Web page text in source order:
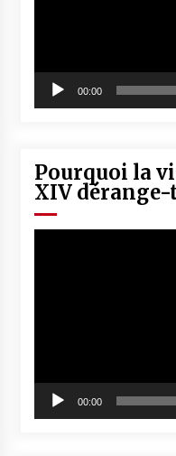
00:00
Pourquoi la
XIV dérange-
00:00